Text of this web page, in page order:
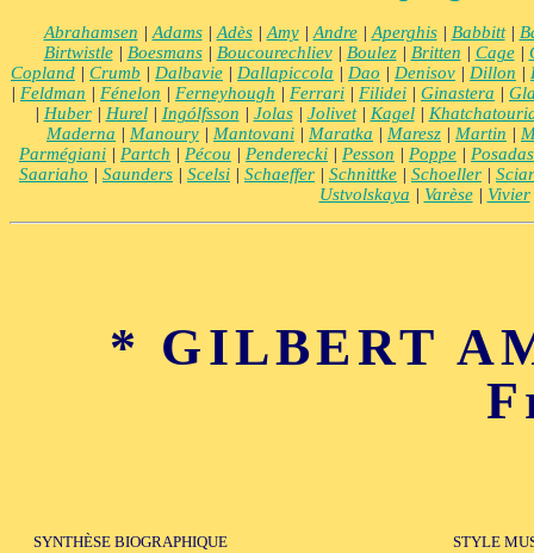
Abrahamsen | Adams| Adès| Amy| Andre| Aperghis| Babbitt|
Birtwistle| Boesmans| Boucourechliev| Boulez| Britten | Cage|
Copland | Crumb | Dalbavie | Dallapiccola | Dao | Denisov | Dillon |
| Feldman | Fénelon | Ferneyhough | Ferrari | Filidei | Ginastera |
| Huber| Hurel| Ingólfsson | Jolas| Jolivet| Kagel|
Maderna | Manoury | Mantovani | Maratka | Maresz | Martin |
Parmégiani | Partch | Pécou | Penderecki | Pesson | Poppe | Posadas
Saariaho | Saunders | Scelsi | Schaeffer | Schnittke | Schoeller |
Ustvolskaya | Varèse| Vivier
* GILBERT
SYNTHÈSE BIOGRAPHIQUE STYLE